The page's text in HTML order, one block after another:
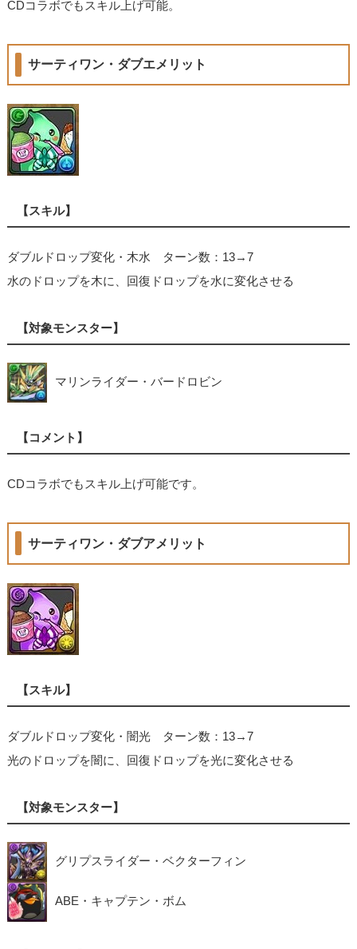
CDコラボでもスキル上げ可能。
サーティワン・ダブエメリット
【スキル】
ダブルドロップ変化・木水 ターン数：13→7
水のドロップを木に、回復ドロップを水に変化させる
【対象モンスター】
マリンライダー・バードロビン
【コメント】
CDコラボでもスキル上げ可能です。
サーティワン・ダブアメリット
【スキル】
ダブルドロップ変化・闇光 ターン数：13→7
光のドロップを闇に、回復ドロップを光に変化させる
【対象モンスター】
グリプスライダー・ベクターフィン
ABE・キャプテン・ボム